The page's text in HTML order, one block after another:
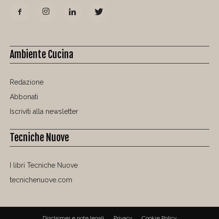
Ambiente Cucina
Redazione
Abbonati
Iscriviti alla newsletter
Tecniche Nuove
I libri Tecniche Nuove
tecnichenuove.com